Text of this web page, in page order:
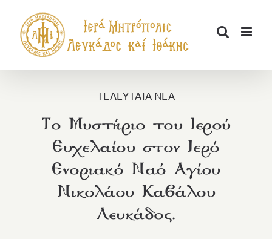
περιεχόμενο
ΤΕΛΕΥΤΑΙΑ ΝΕΑ
Το Μυστήριο του Ιερού
Ευχελαίου στον Ιερό
Ενοριακό Ναό Αγίου
Νικολάου Καβάλου
Λευκάδος.